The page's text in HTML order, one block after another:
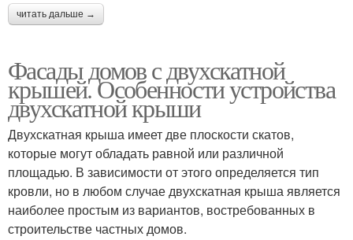
читать дальше →
Фасады домов с двухскатной
крышей. Особенности устройства
двухскатной крыши
Двухскатная крыша имеет две плоскости скатов,
которые могут обладать равной или различной
площадью. В зависимости от этого определяется тип
кровли, но в любом случае двухскатная крыша является
наиболее простым из вариантов, востребованных в
строительстве частных домов.